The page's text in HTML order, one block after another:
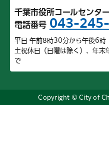
千葉市役所コールセンター
電話番号 043-
平日 午前8時30分から午後6時
土祝休日（日曜は除く）、年
で
Copyright © City of